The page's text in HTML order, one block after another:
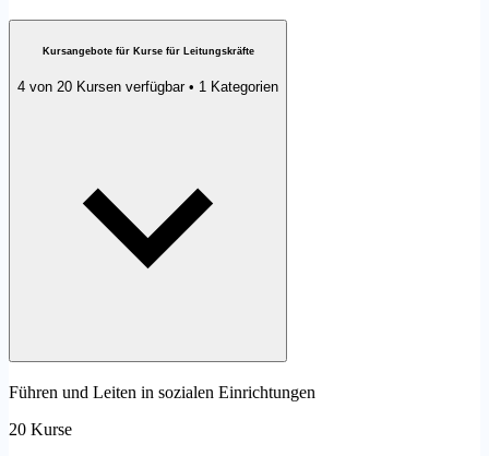
Kursangebote für Kurse für Leitungskräfte
4 von 20 Kursen verfügbar • 1 Kategorien
Führen und Leiten in sozialen Einrichtungen
20 Kurse